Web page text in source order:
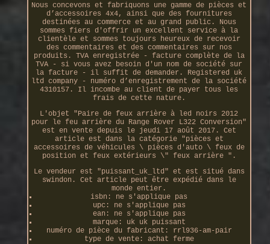
Nous concevons et fabriquons une gamme de pièces et
d’accessoires 4x4, ainsi que des fournitures
destinées au commerce et au grand public. Nous
sommes fiers d'offrir un excellent service à la
clientèle et sommes toujours heureux de recevoir
des commentaires et des commentaires sur nos
produits. TVA enregistrée - facture complète de la
TVA - si vous avez besoin d'un nom de société sur
la facture - il suffit de demander. Registered uk
ltd company - numéro d’enregistrement de la société
4310157. Il incombe au client de payer tous les
frais de cette nature.
L'objet "Paire de feux arrière à led noirs 2012
pour le feu arrière du Range Rover L322 Conversion"
est en vente depuis le jeudi 17 août 2017. Cet
article est dans la catégorie "pièces et
accessoires de véhicules \ pièces d'auto \ feux de
position et feux extérieurs \" feux arrière ".
Le vendeur est "puissant_uk_ltd" et est situé dans
swindon. Cet article peut être expédié dans le
monde entier.
isbn: ne s'applique pas
upc: ne s'applique pas
ean: ne s'applique pas
marque: uk uk puissant
numéro de pièce du fabricant: rrl936-am-pair
type de vente: achat ferme